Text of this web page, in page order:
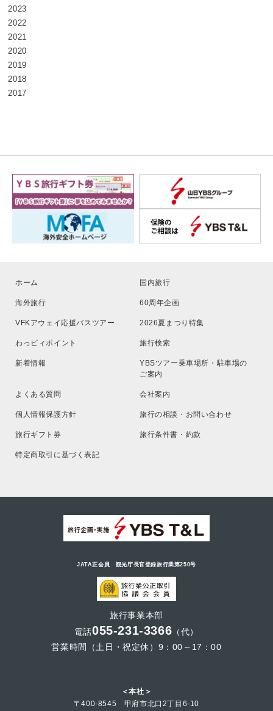
2023
2022
2021
2020
2019
2018
2017
ホーム 国内旅行
海外旅行 60周年企画
VFKアウェイ応援バスツアー 2026夏まつり特集
わっピィポイント 旅行検索
新着情報
YBSツアー乗車場所・駐車場の
ご案内
よくある質問 会社案内
個人情報保護方針 旅行の相談・お問い合わせ
旅行ギフト券 旅行条件書・約款
特定商取引に基づく表記
JATA正会員 観光庁長官登録旅行業第250号
旅行事業本部
電話055-231-3366 （代）
営業時間（土日・祝定休）9：00～17：00
＜本社＞
〒400-8545 甲府市北口2丁目6-10